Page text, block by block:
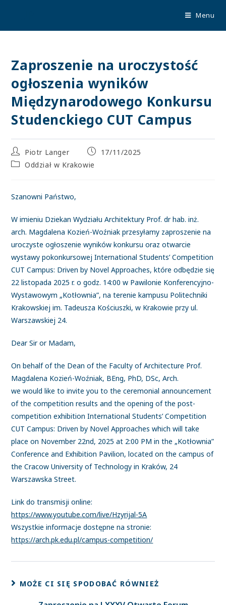
Menu
Zaproszenie na uroczystość
ogłoszenia wyników
Międzynarodowego Konkursu
Studenckiego CUT Campus
Piotr Langer
17/11/2025
Oddział w Krakowie
Szanowni Państwo,
W imieniu Dziekan Wydziału Architektury Prof. dr hab. inż.
arch. Magdalena Kozień-Woźniak przesyłamy zaproszenie na
uroczyste ogłoszenie wyników konkursu oraz otwarcie
wystawy pokonkursowej International Students’ Competition
CUT Campus: Driven by Novel Approaches, które odbędzie się
22 listopada 2025 r. o godz. 14:00 w Pawilonie Konferencyjno-
Wystawowym „Kotłownia”, na terenie kampusu Politechniki
Krakowskiej im. Tadeusza Kościuszki, w Krakowie przy ul.
Warszawskiej 24.
Dear Sir or Madam,
On behalf of the Dean of the Faculty of Architecture Prof.
Magdalena Kozień-Woźniak, BEng, PhD, DSc, Arch.
we would like to invite you to the ceremonial announcement
of the competition results and the opening of the post-
competition exhibition International Students’ Competition
CUT Campus: Driven by Novel Approaches which will take
place on November 22nd, 2025 at 2:00 PM in the „Kotłownia”
Conference and Exhibition Pavilion, located on the campus of
the Cracow University of Technology in Kraków, 24
Warszawska Street.
Link do transmisji online:
https://www.youtube.com/live/Hzyrijal-5A
Wszystkie informacje dostępne na stronie:
https://arch.pk.edu.pl/campus-competition/
MOŻE CI SIĘ SPODOBAĆ RÓWNIEŻ